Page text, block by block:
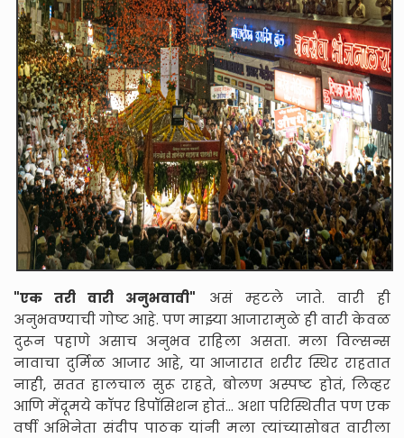
"एक तरी वारी अनुभवावी" असं म्हटले जाते. वारी ही
अनुभवण्याची गोष्ट आहे. पण माझ्या आजारामुळे ही वारी केवळ
दुरून पहाणे असाच अनुभव राहिला असता. मला विल्सन्स
नावाचा दुर्मिळ आजार आहे, या आजारात शरीर स्थिर राहतात
नाही, सतत हालचाल सुरू राहते, बोलण अस्पष्ट होतं, लिव्हर
आणि मेंदूमये कॉपर डिपॉसिशन होतं... अशा परिस्थितीत पण एक
वर्षी अभिनेता संदीप पाठक यांनी मला त्यांच्यासोबत वारीला